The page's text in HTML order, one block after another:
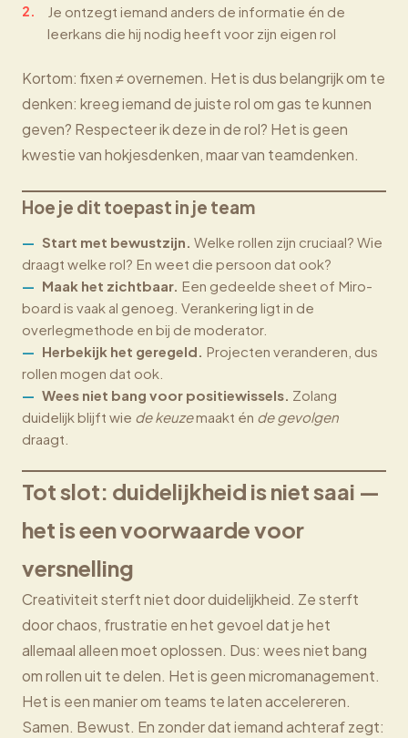
Je ontzegt iemand anders de informatie én de
leerkans die hij nodig heeft voor zijn eigen rol
Kortom: fixen ≠ overnemen. Het is dus belangrijk om te
denken: kreeg iemand de juiste rol om gas te kunnen
geven? Respecteer ik deze in de rol? Het is geen
kwestie van hokjesdenken, maar van teamdenken.
Hoe je dit toepast in je team
Start met bewustzijn. Welke rollen zijn cruciaal? Wie
draagt welke rol? En weet die persoon dat ook?
Maak het zichtbaar. Een gedeelde sheet of Miro-
board is vaak al genoeg. Verankering ligt in de
overlegmethode en bij de moderator.
Herbekijk het geregeld. Projecten veranderen, dus
rollen mogen dat ook.
Wees niet bang voor positiewissels. Zolang
duidelijk blijft wie de keuzemaakt én de gevolgen
draagt.
Tot slot: duidelijkheid is niet saai —
het is een voorwaarde voor
versnelling
Creativiteit sterft niet door duidelijkheid. Ze sterft
door chaos, frustratie en het gevoel dat je het
allemaal alleen moet oplossen. Dus: wees niet bang
om rollen uit te delen. Het is geen micromanagement.
Het is een manier om teams te laten accelereren.
Samen. Bewust. En zonder dat iemand achteraf zegt: